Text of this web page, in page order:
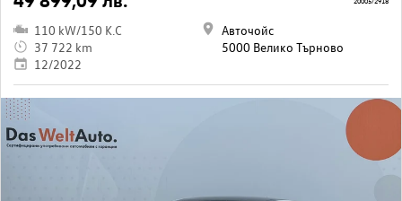
110 kW/150 K.C
37 722 km
12/2022
Авточойс
5000 Велико Търново